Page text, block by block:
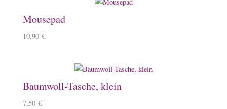
Mousepad
10,90 €
Baumwoll-Tasche, klein
7,50 €